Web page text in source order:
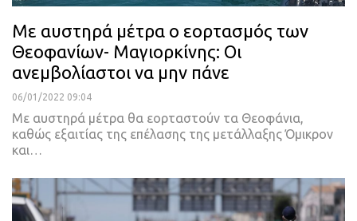
Με αυστηρά μέτρα ο εορτασμός των
Θεοφανίων- Μαγιορκίνης: Οι
ανεμβολίαστοι να μην πάνε
06/01/2022 09:04
Με αυστηρά μέτρα θα εορταστούν τα Θεοφάνια,
καθώς εξαιτίας της επέλασης της μετάλλαξης Όμικρον
και